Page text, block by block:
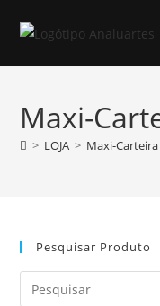
Maxi-
> LOJA > Maxi-Carteira
Pesquisar Produto